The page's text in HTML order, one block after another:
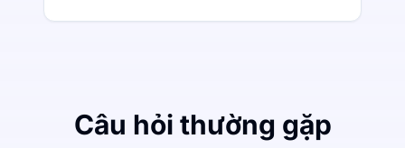
Câu hỏi thường gặp